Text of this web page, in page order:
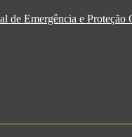
de Emergência e Proteção